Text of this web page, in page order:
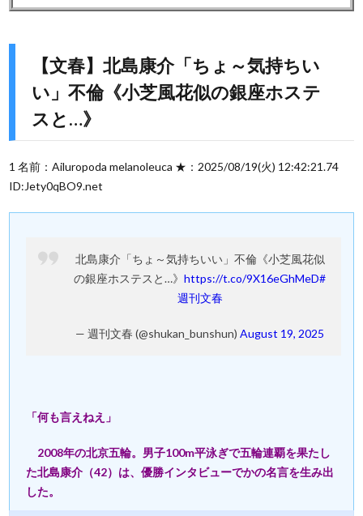
【文春】北島康介「ちょ～気持ちい
い」不倫《小芝風花似の銀座ホステ
スと…》
1 名前：Ailuropoda melanoleuca ★：2025/08/19(火) 12:42:21.74
ID:Jety0qBO9.net
北島康介「ちょ～気持ちいい」不倫《小芝風花似
の銀座ホステスと…》 https://t.co/9X16eGhMeD#
週刊文春
— 週刊文春 (@shukan_bunshun) August 19, 2025
「何も言えねえ」
2008年の北京五輪。男子100m平泳ぎで五輪連覇を果たし
た北島康介（42）は、優勝インタビューでかの名言を生み出
した。